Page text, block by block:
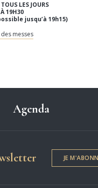
LES JOURS
19H30
jusqu’à 19h15)
messes
Agenda
JE